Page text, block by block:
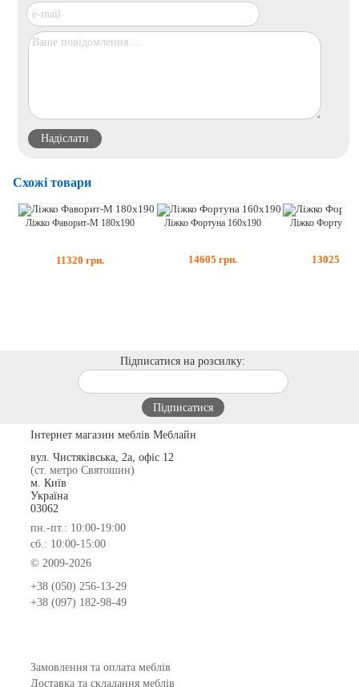
Схожі товари
Ліжко Фаворит-М 180x190
11320 грн.
Ліжко Фортуна 160x190
14605 грн.
Ліжко Фортуна
13025
Підписатися на розсилку:
Інтернет магазин меблів Меблайн
вул. Чистяківська, 2а, офіс 12
(ст. метро Святошин)
м. Київ
Україна
03062
пн.-пт.: 10:00-19:00
сб.: 10:00-15:00
© 2009-2026
+38 (050) 256-13-29
+38 (097) 182-98-49
Замовлення та оплата меблів
Доставка та складання меблів